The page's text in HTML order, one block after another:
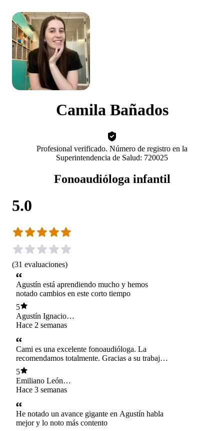
Camila Bañados
Profesional verificado. Número de registro en la
Superintendencia de Salud: 720025
Fonoaudióloga infantil
5.0
(31 evaluaciones)
Agustín está aprendiendo mucho y hemos
notado cambios en este corto tiempo
5
Agustín Ignacio
Cuéllar Díaz
Hace 2 semanas
Cami es una excelente fonoaudióloga. La
recomendamos totalmente. Gracias a su trabajo,
a nuestro hijo le ha ido muy bien en la terapia y
hemos visto grandes avances. Mil gracias por tu
dedicación y compromiso!
5
Emiliano León
Cobra Garzón
Hace 3 semanas
He notado un avance gigante en Agustín habla
mejor y lo noto más contento